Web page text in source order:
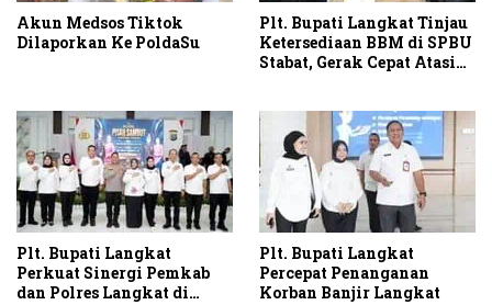
Akun Medsos Tiktok
Dilaporkan Ke PoldaSu
Plt. Bupati Langkat Tinjau
Ketersediaan BBM di SPBU
Stabat, Gerak Cepat Atasi
Plt. Bupati Langkat
Perkuat Sinergi Pemkab
dan Polres Langkat di
Plt. Bupati Langkat
Percepat Penanganan
Korban Banjir Langkat